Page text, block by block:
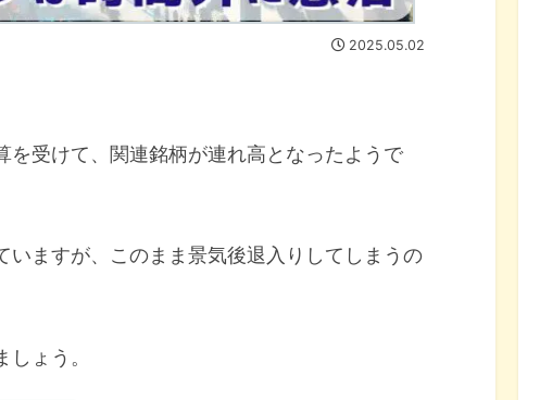
2025.05.02
受けて、関連銘柄が連れ高となったようで
ますが、このまま景気後退入りしてしまうの
ょう。